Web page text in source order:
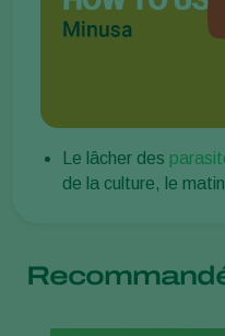
Le lâcher des
de la culture, le